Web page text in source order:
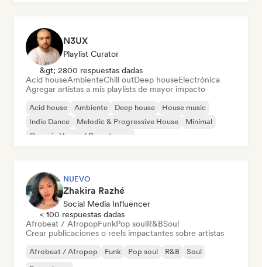
N3UX
Playlist Curator
&gt; 2800 respuestas dadas
Acid houseAmbienteChill outDeep houseElectrónica
Agregar artistas a mis playlists de mayor impacto
Acid house Ambiente Deep house
House music
Indie Dance
Melodic & Progressive House
Minimal
Organic House / Downtempo
NUEVO
Zhakira Razhé
Social Media Influencer
< 100 respuestas dadas
Afrobeat / AfropopFunkPop soulR&BSoul
Crear publicaciones o reels impactantes sobre artistas
Afrobeat / Afropop Funk Pop soul R&B
Soul